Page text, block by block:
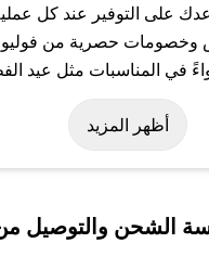
على التوفير عند كل
وخصومات حصرية من
في المناسبات مثل عيد
البيضاء (شهر نوفمبر)،
يوم التأسيس، أو حتى
صحصح، يمكنك العثور
أظهر المزيد
الشحن والتوصيل